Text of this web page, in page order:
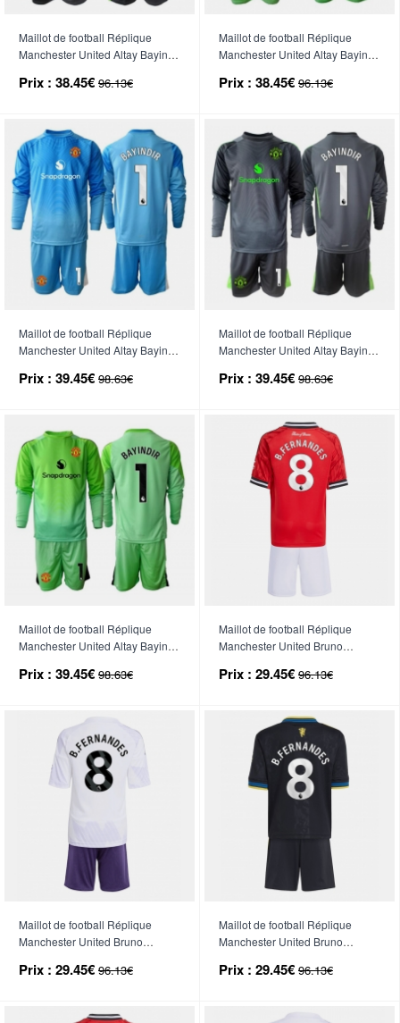
Maillot de football Réplique
Manchester United Altay Bayindir
Enfant 2025-26 Manche Courte
Prix : 38.45€ 96.13€
Maillot de football Réplique
Manchester United Altay Bayindir
Enfant 2025-26 Manche Courte
Prix : 38.45€ 96.13€
Maillot de football Réplique
Manchester United Altay Bayindir
Enfant 2025-26 Manche Longue
Prix : 39.45€ 98.63€
Maillot de football Réplique
Manchester United Altay Bayindir
Enfant 2025-26 Manche Longue
Prix : 39.45€ 98.63€
Maillot de football Réplique
Manchester United Altay Bayindir
Enfant 2025-26 Manche Longue
Prix : 39.45€ 98.63€
Maillot de football Réplique
Manchester United Bruno
2025-26 Manche Courte (+
Prix : 29.45€ 96.13€
Maillot de football Réplique
Manchester United Bruno
2025-26 Manche Courte (+
Prix : 29.45€ 96.13€
Maillot de football Réplique
Manchester United Bruno
2025-26 Manche Courte (+
Prix : 29.45€ 96.13€